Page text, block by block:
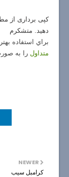
کپی برداری از
دهید. متشکرم
براي استفاده
متداول را به
NEWER
کرامبل سیب